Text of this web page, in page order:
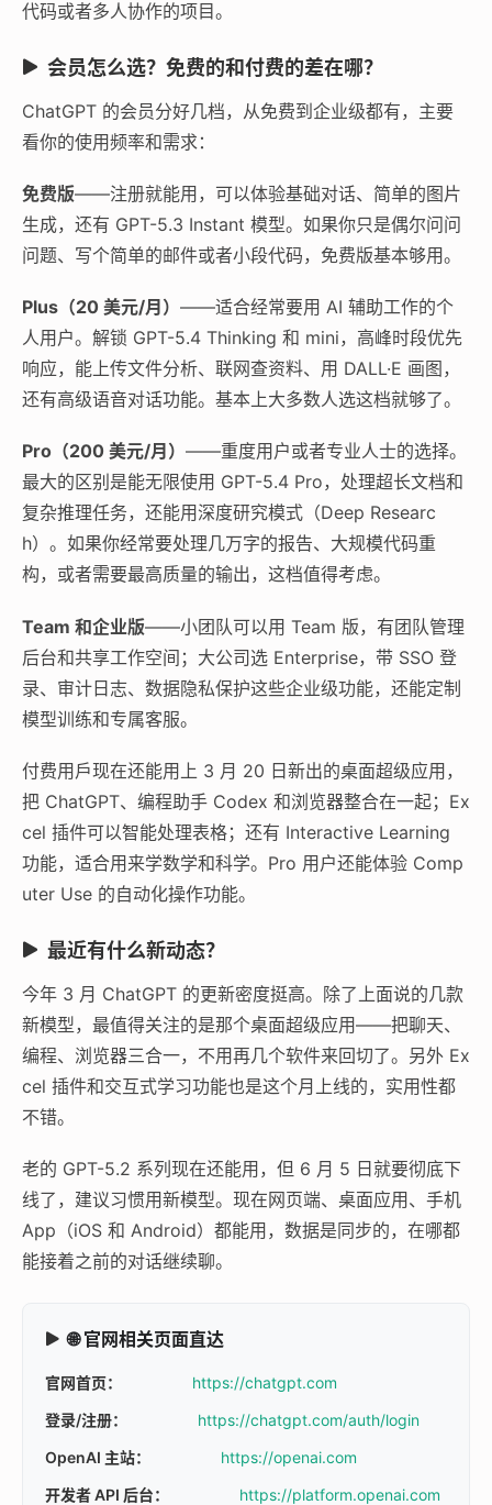
代码或者多人协作的项目。
会员怎么选？免费的和付费的差在哪？
ChatGPT 的会员分好几档，从免费到企业级都有，主要
看你的使用频率和需求：
免费版——注册就能用，可以体验基础对话、简单的图片
生成，还有 GPT-5.3 Instant 模型。如果你只是偶尔问问
问题、写个简单的邮件或者小段代码，免费版基本够用。
Plus（20 美元/月） ——适合经常要用 AI 辅助工作的个
人用户。解锁 GPT-5.4 Thinking 和 mini，高峰时段优先
响应，能上传文件分析、联网查资料、用 DALL·E 画图，
还有高级语音对话功能。基本上大多数人选这档就够了。
Pro（200 美元/月） ——重度用户或者专业人士的选择。
最大的区别是能无限使用 GPT-5.4 Pro，处理超长文档和
复杂推理任务，还能用深度研究模式（Deep Researc
h）。如果你经常要处理几万字的报告、大规模代码重
构，或者需要最高质量的输出，这档值得考虑。
Team 和企业版——小团队可以用 Team 版，有团队管理
后台和共享工作空间；大公司选 Enterprise，带 SSO 登
录、审计日志、数据隐私保护这些企业级功能，还能定制
模型训练和专属客服。
付费用戶现在还能用上 3 月 20 日新出的桌面超级应用，
把 ChatGPT、编程助手 Codex 和浏览器整合在一起；Ex
cel 插件可以智能处理表格；还有 Interactive Learning
功能，适合用来学数学和科学。Pro 用户还能体验 Comp
uter Use 的自动化操作功能。
最近有什么新动态？
今年 3 月 ChatGPT 的更新密度挺高。除了上面说的几款
新模型，最值得关注的是那个桌面超级应用——把聊天、
编程、浏览器三合一，不用再几个软件来回切了。另外 Ex
cel 插件和交互式学习功能也是这个月上线的，实用性都
不错。
老的 GPT-5.2 系列现在还能用，但 6 月 5 日就要彻底下
线了，建议习惯用新模型。现在网页端、桌面应用、手机
App（iOS 和 Android）都能用，数据是同步的，在哪都
能接着之前的对话继续聊。
🌐 官网相关页面直达
官网首页：
https://chatgpt.com
登录/注册：
https://chatgpt.com/auth/login
OpenAI 主站：
https://openai.com
开发者 API 后台：
https://platform.openai.com